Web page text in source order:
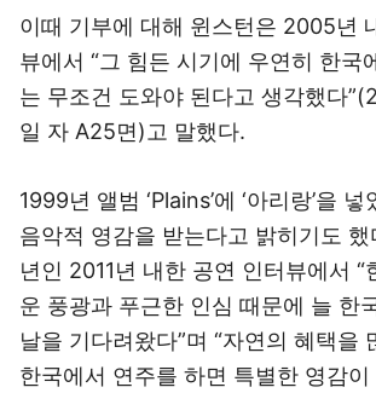
이때 기부에 대해 윈스턴은 2005년
뷰에서 “그 힘든 시기에 우연히 한국
는 무조건 도와야 된다고 생각했다
일 자 A25면)고 말했다.
1999년 앨범 ‘Plains’에 ‘아리랑’을
음악적 영감을 받는다고 밝히기도
년인 2011년 내한 공연 인터뷰에서 “
운 풍광과 푸근한 인심 때문에 늘 한
날을 기다려왔다”며 “자연의 혜택을
한국에서 연주를 하면 특별한 영감